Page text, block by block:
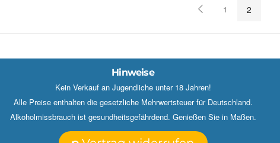
1 2
Hinweise
Kein Verkauf an Jugendliche unter 18 Jahren!
Alle Preise enthalten die gesetzliche Mehrwertsteuer für Deutschland.
Alkoholmissbrauch ist gesundheitsgefährdend. Genießen Sie in Maßen.